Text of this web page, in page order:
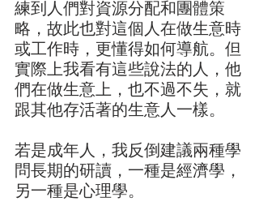
練到人們對資源分配和團體策
略，故此也對這個人在做生意時
或工作時，更懂得如何導航。但
實際上我看有這些說法的人，他
們在做生意上，也不過不失，就
跟其他存活著的生意人一樣。
若是成年人，我反倒建議兩種學
問長期的研讀，一種是經濟學，
另一種是心理學。